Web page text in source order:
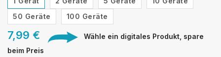
50 Geräte
100 Geräte
7,99 €
Wähle ein digitales Produkt, spare
beim Preis